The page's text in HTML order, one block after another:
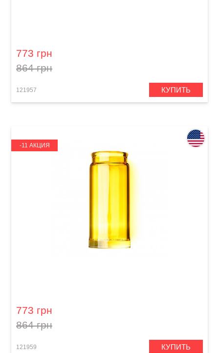
773 грн
864 грн
121957 КУПИТЬ
-11 АКЦИЯ
773 грн
864 грн
121959 КУПИТЬ